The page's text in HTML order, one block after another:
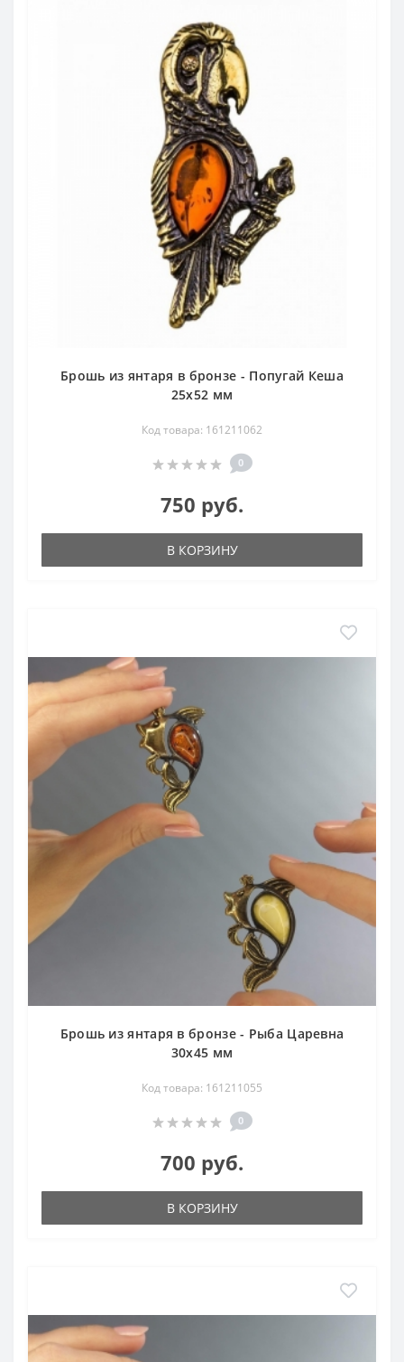
Брошь из янтаря в бронзе - Попугай Кеша
25х52 мм
Код товара: 161211062
0
750 руб.
В КОРЗИНУ
Брошь из янтаря в бронзе - Рыба Царевна
30х45 мм
Код товара: 161211055
0
700 руб.
В КОРЗИНУ